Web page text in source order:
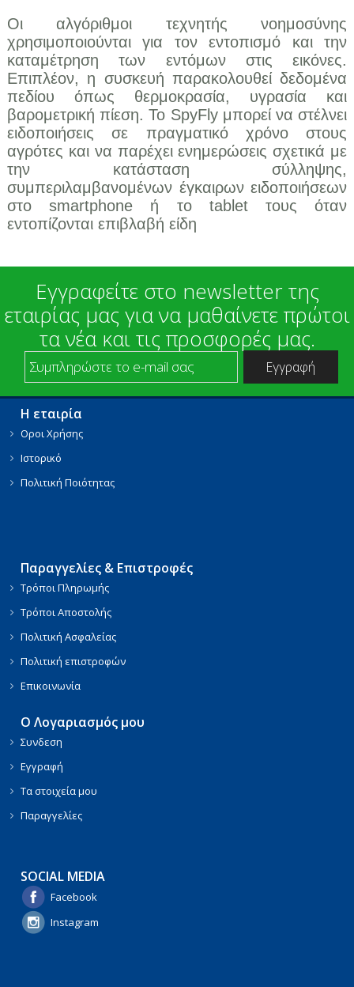
Οι αλγόριθμοι τεχνητής νοημοσύνης
χρησιμοποιούνται για τον εντοπισμό και την
καταμέτρηση των εντόμων στις εικόνες.
Επιπλέον, η συσκευή παρακολουθεί δεδομένα
πεδίου όπως θερμοκρασία, υγρασία και
βαρομετρική πίεση. Το SpyFly μπορεί να στέλνει
ειδοποιήσεις σε πραγματικό χρόνο στους
αγρότες και να παρέχει ενημερώσεις σχετικά με
την κατάσταση σύλληψης,
συμπεριλαμβανομένων έγκαιρων ειδοποιήσεων
στο smartphone ή το tablet τους όταν
εντοπίζονται επιβλαβή είδη
Εγγραφείτε στο newsletter της
εταιρίας μας για να μαθαίνετε πρώτοι
τα νέα και τις προσφορές μας.
Η εταιρία
Οροι Χρήσης
Ιστορικό
Πολιτική Ποιότητας
Παραγγελίες & Επιστροφές
Τρόποι Πληρωμής
Τρόποι Αποστολής
Πολιτική Ασφαλείας
Πολιτική επιστροφών
Επικοινωνία
Ο Λογαριασμός μου
Συνδεση
Εγγραφή
Τα στοιχεία μου
Παραγγελίες
SOCIAL MEDIA
Facebook
Instagram